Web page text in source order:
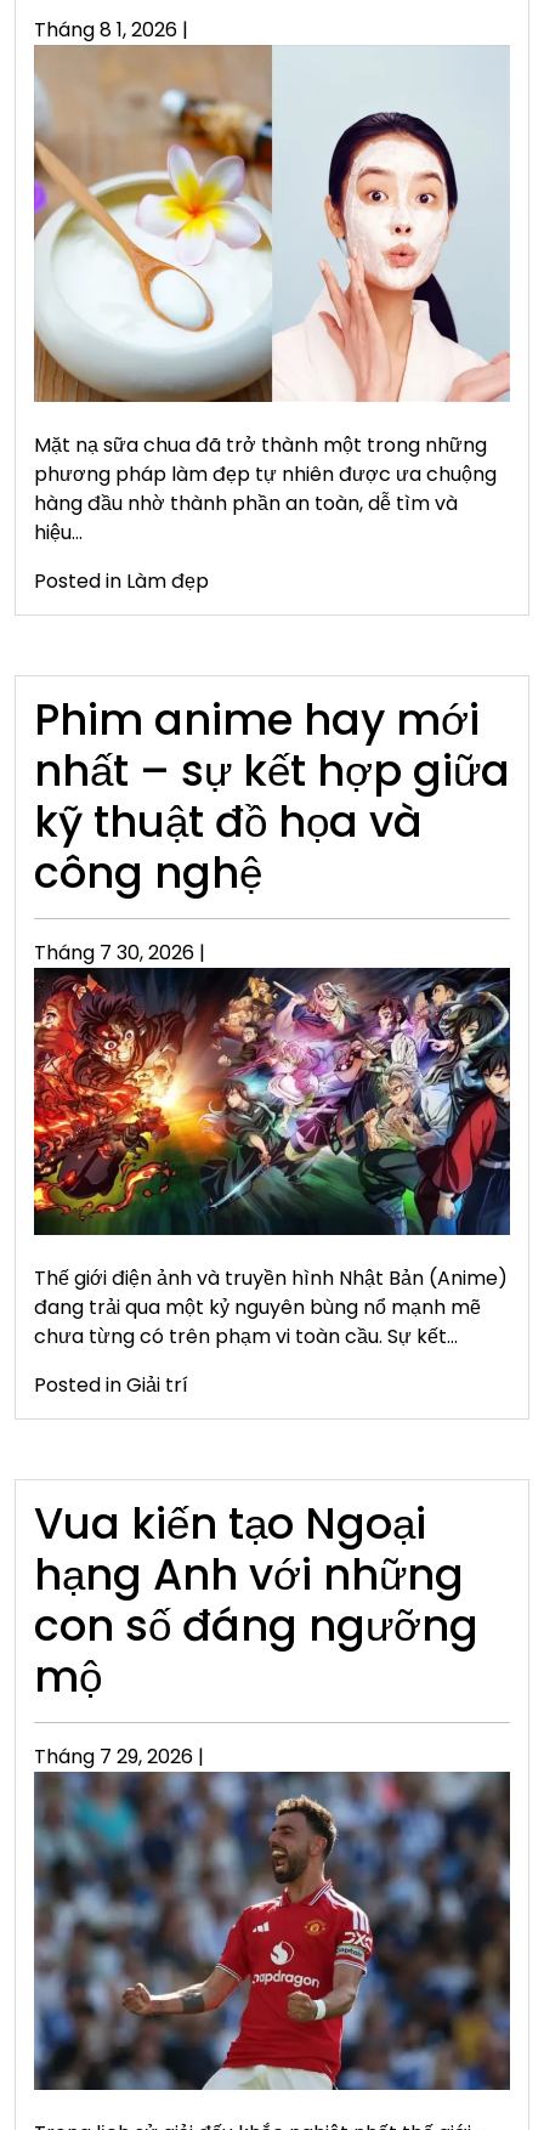
Posted
Tháng 8 1, 2026 |
Mặt nạ sữa chua đã trở thành một trong những
phương pháp làm đẹp tự nhiên được ưa chuộng
hàng đầu nhờ thành phần an toàn, dễ tìm và
hiệu…
Posted in Làm đẹp
Phim anime hay mới
nhất – sự kết hợp giữa
kỹ thuật đồ họa và
công nghệ
Posted
on
Tháng 7 30, 2026 |
Thế giới điện ảnh và truyền hình Nhật Bản (Anime)
đang trải qua một kỷ nguyên bùng nổ mạnh mẽ
chưa từng có trên phạm vi toàn cầu. Sự kết…
Posted inGiải trí
Vua kiến tạo Ngoại
hạng Anh với những
con số đáng ngưỡng
mộ
Posted
Tháng 7 29, 2026 |